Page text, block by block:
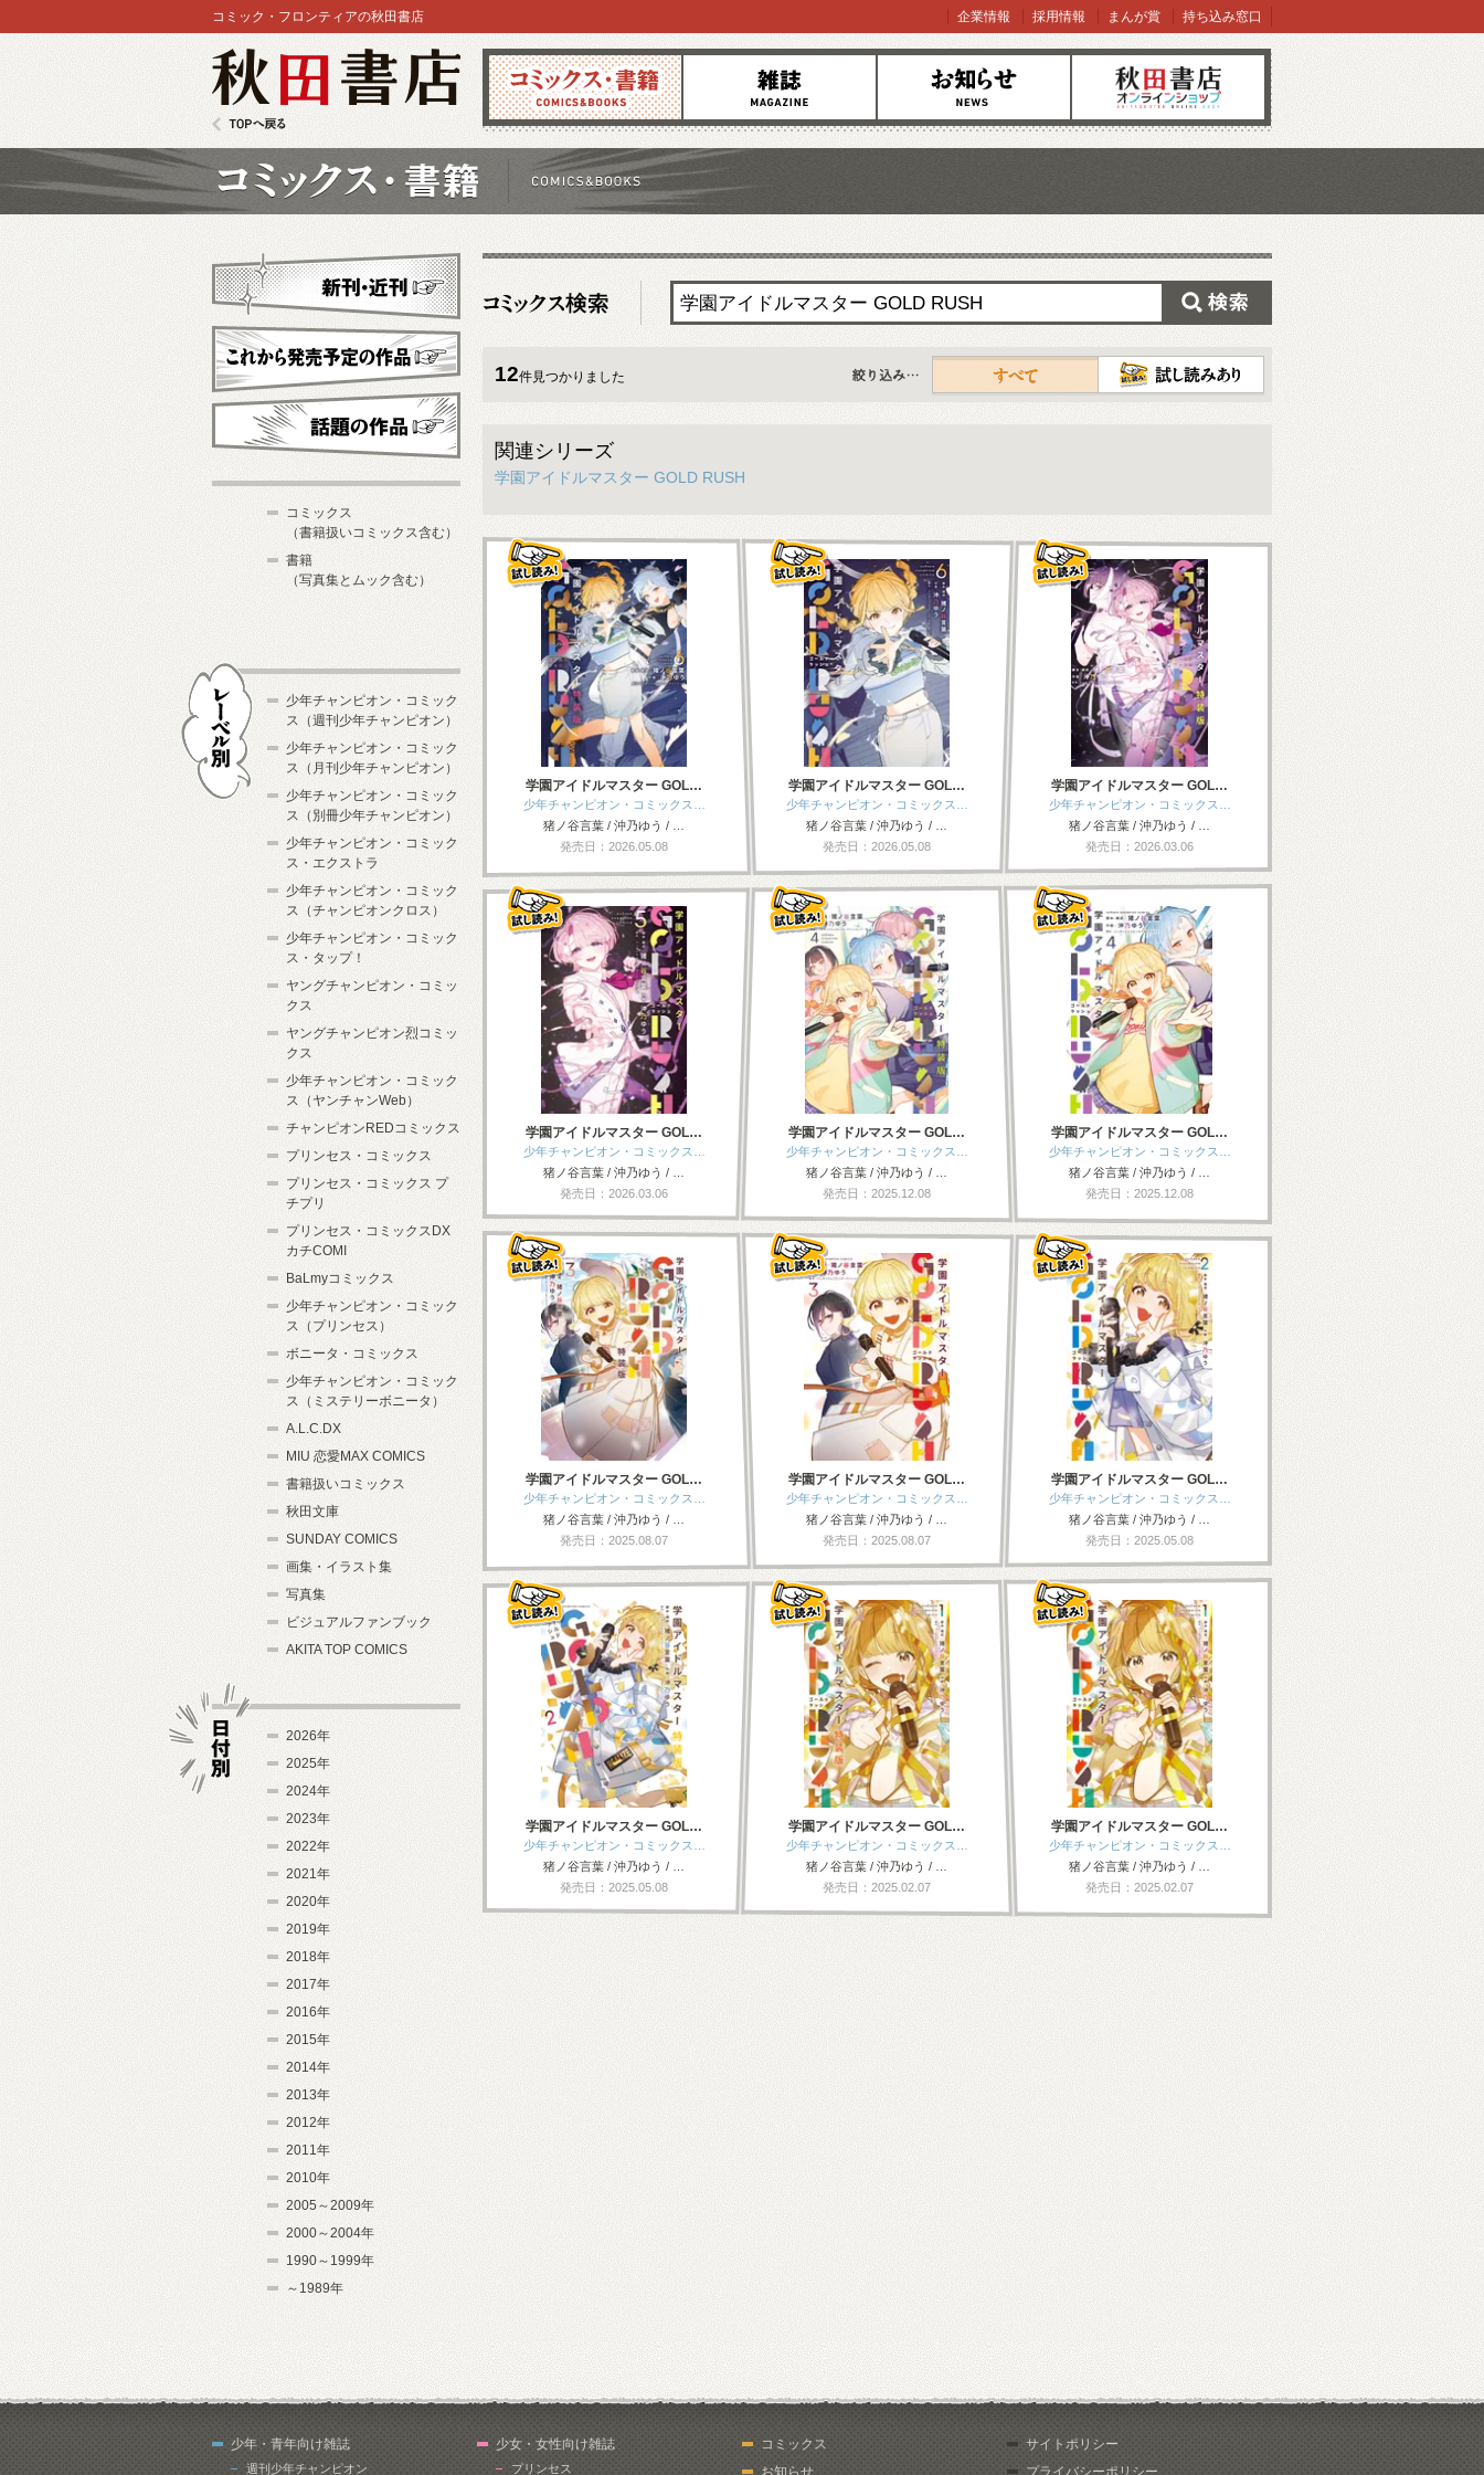
コミックス 雑誌 お知らせ オンラインショップ
コミック・フロンティアの秋田書店 企業情報 採用情報 まんが賞 持ち込み窓口
12件見つかりました
すべて
関連シリーズ
学園アイドルマスター GOLD RUSH
学園アイドルマスター GOL…
少年チャンピオン・コミックス…
猪ノ谷言葉 / 沖乃ゆう / …
発売日：2026.05.08
学園アイドルマスター GOL…
少年チャンピオン・コミックス…
猪ノ谷言葉 / 沖乃ゆう / …
発売日：2026.05.08
学園アイドルマスター GOL…
少年チャンピオン・コミックス…
猪ノ谷言葉 / 沖乃ゆう / …
発売日：2026.03.06
学園アイドルマスター GOL…
少年チャンピオン・コミックス…
猪ノ谷言葉 / 沖乃ゆう / …
発売日：2026.03.06
学園アイドルマスター GOL…
少年チャンピオン・コミックス…
猪ノ谷言葉 / 沖乃ゆう / …
発売日：2025.12.08
学園アイドルマスター GOL…
少年チャンピオン・コミックス…
猪ノ谷言葉 / 沖乃ゆう / …
発売日：2025.12.08
学園アイドルマスター GOL…
少年チャンピオン・コミックス…
猪ノ谷言葉 / 沖乃ゆう / …
発売日：2025.08.07
学園アイドルマスター GOL…
少年チャンピオン・コミックス…
猪ノ谷言葉 / 沖乃ゆう / …
発売日：2025.08.07
学園アイドルマスター GOL…
少年チャンピオン・コミックス…
猪ノ谷言葉 / 沖乃ゆう / …
発売日：2025.05.08
学園アイドルマスター GOL…
少年チャンピオン・コミックス…
猪ノ谷言葉 / 沖乃ゆう / …
発売日：2025.05.08
学園アイドルマスター GOL…
少年チャンピオン・コミックス…
猪ノ谷言葉 / 沖乃ゆう / …
発売日：2025.02.07
学園アイドルマスター GOL…
少年チャンピオン・コミックス…
猪ノ谷言葉 / 沖乃ゆう / …
発売日：2025.02.07
新刊・近刊
これから発売予定
コミックス
（書籍扱いコミックス含む）
書籍
（写真集とムック含む）
少年チャンピオン・コミック
ス（週刊少年チャンピオン）
少年チャンピオン・コミック
ス（月刊少年チャンピオン）
少年チャンピオン・コミック
ス（別冊少年チャンピオン）
少年チャンピオン・コミック
ス・エクストラ
少年チャンピオン・コミック
ス（チャンピオンクロス）
少年チャンピオン・コミック
ス・タップ！
ヤングチャンピオン・コミッ
クス
ヤングチャンピオン烈コミッ
クス
少年チャンピオン・コミック
ス（ヤンチャンWeb）
チャンピオンREDコミックス
プリンセス・コミックス
プリンセス・コミックス プ
チプリ
プリンセス・コミックスDX
カチCOMI
BaLmyコミックス
少年チャンピオン・コミック
ス（プリンセス）
ボニータ・コミックス
少年チャンピオン・コミック
ス（ミステリーボニータ）
A.L.C.DX
MIU 恋愛MAX COMICS
書籍扱いコミックス
秋田文庫
SUNDAY COMICS
画集・イラスト集
写真集
ビジュアルファンブック
AKITA TOP COMICS
2026年
2025年
2024年
2023年
2022年
2021年
2020年
2019年
2018年
2017年
2016年
2015年
2014年
2013年
2012年
2011年
2010年
2005～2009年
2000～2004年
1990～1999年
～1989年
少年・青年向け雑誌
週刊少年チャンピオン
少女・女性向け雑誌
プリンセス
コミックス
お知らせ
サイトポリシー
プライバシーポリシー